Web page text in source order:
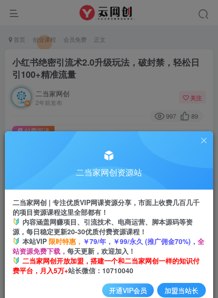
首页 创业课程 会员免费 正文
小红书绝密引流术2.0升级玩法，破封禁，轻松日
引100+精准流量
二当家网创
2年前发布
关注
997 89
此内容为付费阅读，请付费后查看
9.9
付费阅读
小红书绝密引流术2.0升级玩法，破封禁，轻松日引100+精准
流量【揭秘】
二当家网创资源站
二当家网创 | 专注优质VIP网课资源分享，市面上收费几百几千
的项目资源课程这里全部都有！
内容涵盖网赚项目、引流技术、电商运营、脚本源码等资
源，每日稳定更新20-30优质付费资源课程！
本站VIP 限时特惠， ￥79/年，￥99/永久 (推广佣金70%)， 全
站资源免费下载， 每天更新，欢迎加入！
二当家网创开放加盟，搭建一个和二当家网创一样的知识付
费平台，月入5万+站长微信：10710040
开通VIP会员 加盟当站长